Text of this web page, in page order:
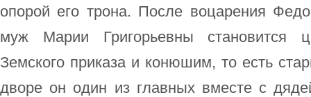
опорой его трона. После воцарения
муж Марии Григорьевны становится
Земского приказа и конюшим, то есть
дворе он один из главных вместе с